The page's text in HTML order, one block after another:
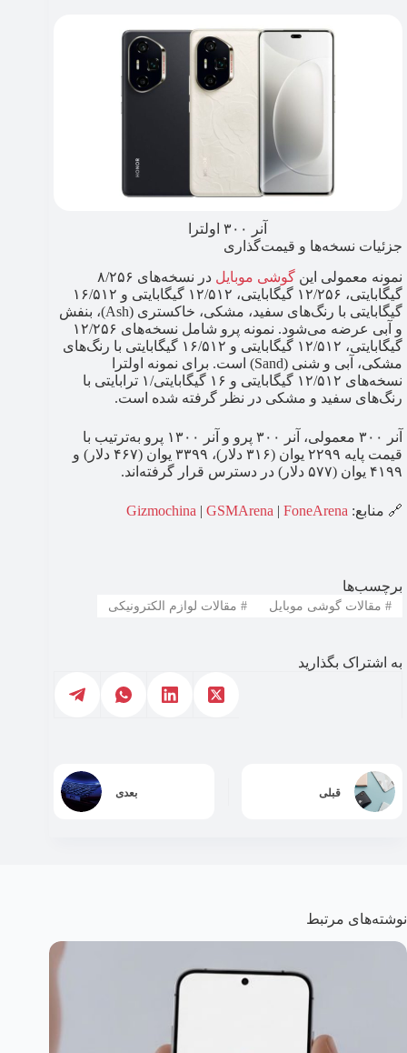
آنر ۳۰۰ اولترا
جزئیات نسخه‌ها و قیمت‌گذاری
نمونه معمولی این گوشی موبایل
در نسخه‌های ۸/۲۵۶
گیگابایتی، ۱۲/۲۵۶ گیگابایتی، ۱۲/۵۱۲ گیگابایتی و ۱۶/۵۱۲
گیگابایتی با رنگ‌های سفید، مشکی، خاکستری (Ash)، بنفش
و آبی عرضه می‌شود. نمونه پرو شامل نسخه‌های ۱۲/۲۵۶
گیگابایتی، ۱۲/۵۱۲ گیگابایتی و ۱۶/۵۱۲ گیگابایتی با رنگ‌های
مشکی، آبی و شنی (Sand) است. برای نمونه اولترا
نسخه‌های ۱۲/۵۱۲ گیگابایتی و ۱۶ گیگابایتی/۱ ترابایتی با
رنگ‌های سفید و مشکی در نظر گرفته شده است.
آنر ۳۰۰ معمولی، آنر ۳۰۰ پرو و آنر ۱۳۰۰ پرو به‌ترتیب با
قیمت پایه ۲۲۹۹ یوان (۳۱۶ دلار)، ۳۳۹۹ یوان (۴۶۷ دلار) و
۴۱۹۹ یوان (۵۷۷ دلار) در دسترس قرار گرفته‌اند.
🔗 منابع:‌ Gizmochina | GSMArena |‌ FoneArena
برچسب‌ها
#مقالات گوشی موبایل #مقالات لوازم الکترونیکی
به اشتراک بگذارید
قبلی بعدی
نوشته‌های مرتبط